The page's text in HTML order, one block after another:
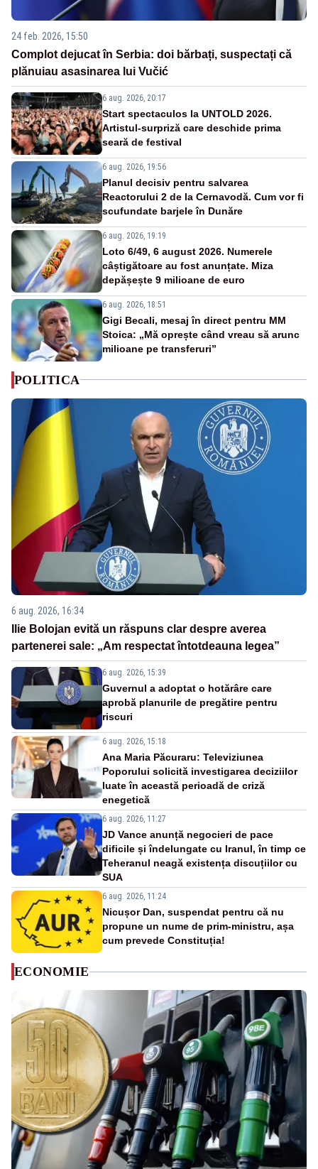
24 feb. 2026, 15:50
Complot dejucat în Serbia: doi bărbați, suspectați că
plănuiau asasinarea lui Vučić
6 aug. 2026, 20:17
Start spectaculos la UNTOLD 2026.
Artistul-surpriză care deschide prima
seară de festival
6 aug. 2026, 19:56
Planul decisiv pentru salvarea
Reactorului 2 de la Cernavodă. Cum vor fi
scufundate barjele în Dunăre
6 aug. 2026, 19:19
Loto 6/49, 6 august 2026. Numerele
câștigătoare au fost anunțate. Miza
depășește 9 milioane de euro
6 aug. 2026, 18:51
Gigi Becali, mesaj în direct pentru MM
Stoica: „Mă oprește când vreau să arunc
milioane pe transferuri”
POLITICA
6 aug. 2026, 16:34
Ilie Bolojan evită un răspuns clar despre averea
partenerei sale: „Am respectat întotdeauna legea”
6 aug. 2026, 15:39
Guvernul a adoptat o hotărâre care
aprobă planurile de pregătire pentru
riscuri
6 aug. 2026, 15:18
Ana Maria Păcuraru: Televiziunea
Poporului solicită investigarea deciziilor
luate în această perioadă de criză
enegetică
6 aug. 2026, 11:27
JD Vance anunță negocieri de pace
dificile și îndelungate cu Iranul, în timp ce
Teheranul neagă existența discuțiilor cu
SUA
6 aug. 2026, 11:24
Nicușor Dan, suspendat pentru că nu
propune un nume de prim-ministru, așa
cum prevede Constituția!
ECONOMIE